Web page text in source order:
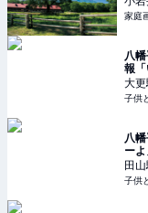
家庭
八
報「
大更
子供
八
ーよ
田山
子供